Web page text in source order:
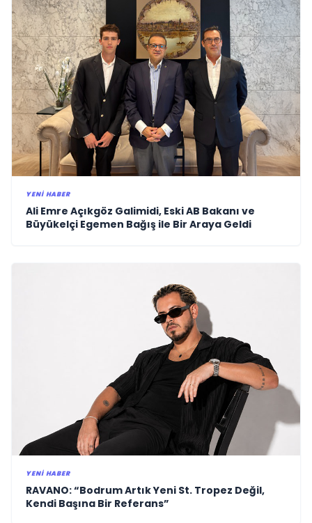
YENI HABER
Ali Emre Açıkgöz Galimidi, Eski AB Bakanı ve
Büyükelçi Egemen Bağış ile Bir Araya Geldi
YENI HABER
RAVANO: “Bodrum Artık Yeni St. Tropez Değil,
Kendi Başına Bir Referans”